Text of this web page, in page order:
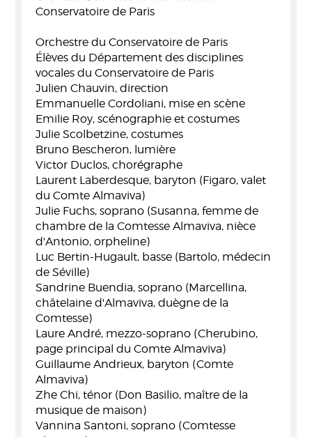
Conservatoire de Paris
Orchestre du Conservatoire de Paris
Élèves du Département des disciplines
vocales du Conservatoire de Paris
Julien Chauvin, direction
Emmanuelle Cordoliani, mise en scène
Emilie Roy, scénographie et costumes
Julie Scolbetzine, costumes
Bruno Bescheron, lumière
Victor Duclos, chorégraphe
Laurent Laberdesque, baryton (Figaro, valet
du Comte Almaviva)
Julie Fuchs, soprano (Susanna, femme de
chambre de la Comtesse Almaviva, nièce
d'Antonio, orpheline)
Luc Bertin-Hugault, basse (Bartolo, médecin
de Séville)
Sandrine Buendia, soprano (Marcellina,
châtelaine d'Almaviva, duègne de la
Comtesse)
Laure André, mezzo-soprano (Cherubino,
page principal du Comte Almaviva)
Guillaume Andrieux, baryton (Comte
Almaviva)
Zhe Chi, ténor (Don Basilio, maître de la
musique de maison)
Vannina Santoni, soprano (Comtesse